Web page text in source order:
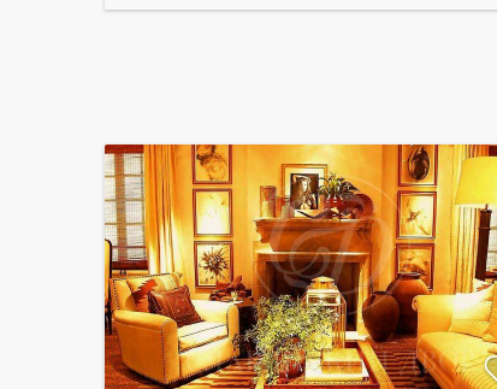
показать ещё 8 фотографий